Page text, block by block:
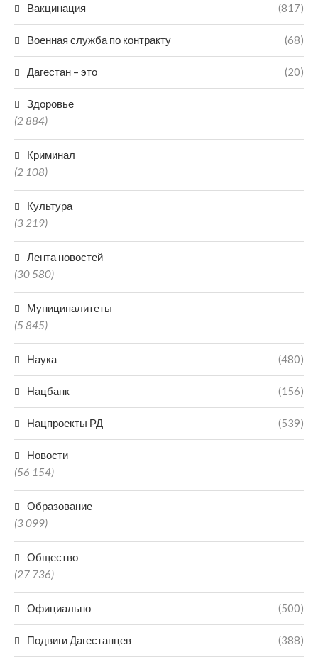
Вакцинация (817)
Военная служба по контракту (68)
Дагестан – это (20)
Здоровье
(2 884)
Криминал
(2 108)
Культура
(3 219)
Лента новостей
(30 580)
Муниципалитеты
(5 845)
Наука (480)
Нацбанк (156)
Нацпроекты РД (539)
Новости
(56 154)
Образование
(3 099)
Общество
(27 736)
Официально (500)
Подвиги Дагестанцев (388)